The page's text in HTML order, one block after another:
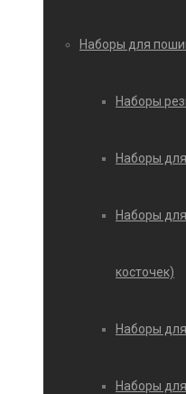
Наборы для
Наборы
Наборы
Наборы
косточек)
Наборы
Наборы